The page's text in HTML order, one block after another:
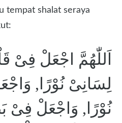
tempat shalat seraya
اَللّٰهُمَّ اجْعَلْ فِىْ
لِسَانِىْ نُوْرًا,
نُوْرًا, وَاجْعَلْ فِىْ